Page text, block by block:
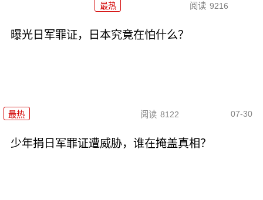
最热 阅读 9216
曝光日军罪证，日本究竟在怕什么？
最热 阅读 8122 07-30
少年捐日军罪证遭威胁，谁在掩盖真相？